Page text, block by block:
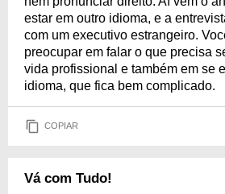
estar em outro idioma, e a
com um executivo estrangeiro.
preocupar em falar o que precisa
vida profissional e também em se
idioma, que fica bem complicado.
COPIAR
Vá com Tudo!